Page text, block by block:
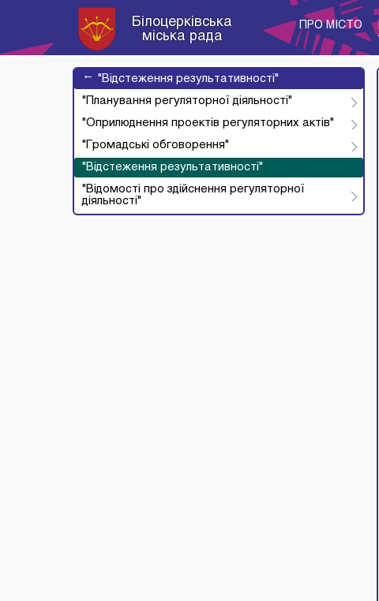
Білоцерківська
міська рада
ПРО МІСТО
→ "Відстеження результативності"
"Планування регуляторної діяльності"
"Оприлюднення проектів регуляторних актів"
"Громадські обговорення"
"Відстеження результативності"
"Відомості про здійснення регуляторної
діяльності"